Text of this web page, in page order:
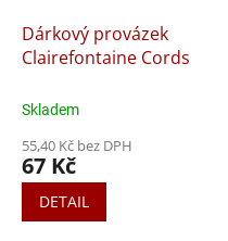
Dárkový provázek
Clairefontaine Cords
Skladem
55,40 Kč bez DPH
67 Kč
DETAIL